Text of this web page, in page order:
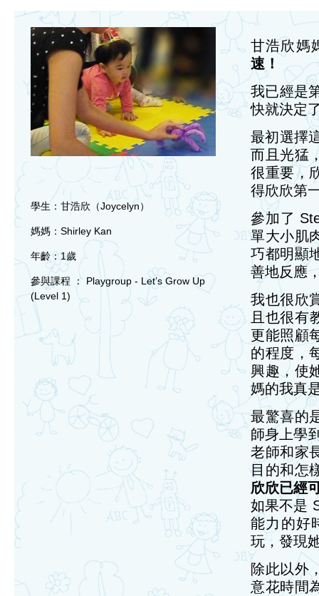
甘浩欣媽
速！
我已經是
快就決定
最初選擇
而且光猛
很重要，
得欣欣第
參加了
單大小肌
巧都明顯
善地反應
我也很欣
且也很有
更能照顧
的程度，
興趣，使
媽的我真
最驚喜的
師身上學
老師和家
目的和怎
欣欣已經
如果不是
能力的好
玩，發現
除此以外
意花時間
學生：甘浩欣（Joycelyn）
媽媽：Shirley Kan
年齡：1歲
參與課程 ： Playgroup - Let’s Grow Up
(Level 1)